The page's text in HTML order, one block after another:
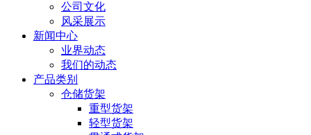
公司文化
风采展示
新闻中心
业界动态
我们的动态
产品类别
仓储货架
重型货架
轻型货架